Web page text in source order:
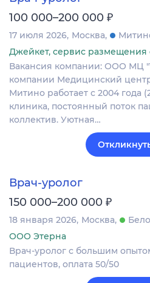
100 000–200 000 ₽
17 июля 2026 Москва
Джейкет, сервис размещения
Вакансия компании: ООО МЦ
компании Медицинский
Митино работает с 2004 года
клиника, постоянный поток
коллектив. Уютная…
Врач-уролог
150 000–200 000 ₽
18 января 2026 Москва
ООО Этерна
Врач-уролог с большим
пациентов, оплата 50/50